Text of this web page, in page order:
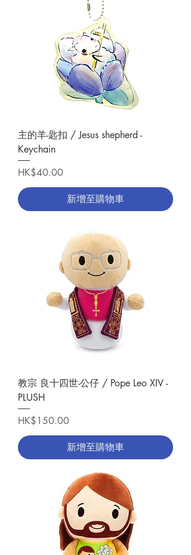
主的羊-匙扣 / Jesus shepherd -
Keychain
價格
HK$40.00
新增至購物車
教宗 良十四世-公仔 / Pope Leo XIV -
PLUSH
價格
HK$150.00
新增至購物車